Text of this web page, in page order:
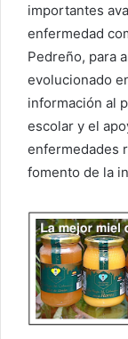
importantes
enfermedad
Pedreño, para
evolucionado
información al
escolar y el
enfermedades
fomento de la